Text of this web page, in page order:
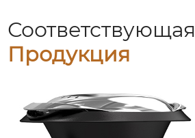
Соответствующая
Продукция